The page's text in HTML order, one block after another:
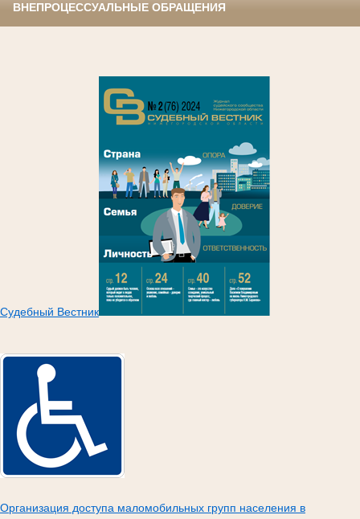
ВНЕПРОЦЕССУАЛЬНЫЕ ОБРАЩЕНИЯ
Судебный Вестник
Организация доступа маломобильных групп населения в